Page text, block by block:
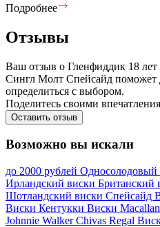
Подробнее
Отзывы
Ваш отзыв о Гленфиддик 18
Сингл Молт Спейсайд поможет
определиться с выбором.
Поделитесь своими
Оставить отзыв
Возможно вы искали
до 2000 рублей Односолодовый
Ирландский виски Британский
Шотландский виски Спейсайд
Виски Кентукки Виски Macallan
Johnnie WalkerChivas Regal